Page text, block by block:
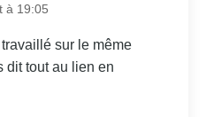
à 19:05
sur le même
dit tout au lien en